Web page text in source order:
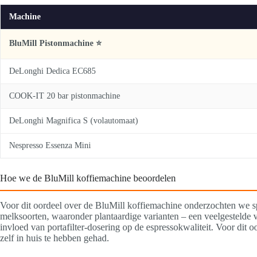
Machine
BluMill Pistonmachine ⭐
DeLonghi Dedica EC685
COOK-IT 20 bar pistonmachine
DeLonghi Magnifica S (volautomaat)
Nespresso Essenza Mini
Hoe we de BluMill koffiemachine beoordelen
Voor dit oordeel over de BluMill koffiemachine onderzochten we
melksoorten, waaronder plantaardige varianten – een
invloed van portafilter-dosering op de espressokwaliteit. Voor dit
zelf in huis te hebben gehad.